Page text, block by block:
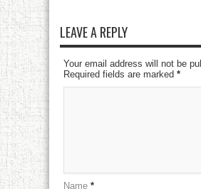
LEAVE A REPLY
Your email address will not be
Required fields are marked *
Name *